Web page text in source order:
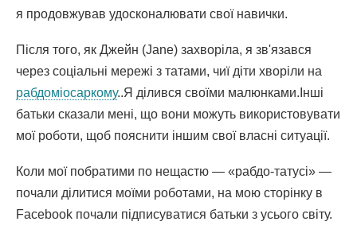
я продовжував удосконалювати свої навички.
Після того, як Джейн (Jane) захворіла, я зв'язався
через соціальні мережі з татами, чиї діти хворіли на
рабдоміосаркому..Я ділився своїми малюнками.Інші
батьки сказали мені, що вони можуть використовувати
мої роботи, щоб пояснити іншим свої власні ситуації.
Коли мої побратими по нещастю — «рабдо-татусі» —
почали ділитися моїми роботами, на мою сторінку в
Facebook почали підписуватися батьки з усього світу.